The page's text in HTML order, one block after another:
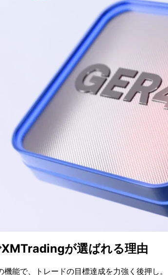
XMTradingが選ばれる理由
機能で、 トレードの目標達成を力強く 後押し。